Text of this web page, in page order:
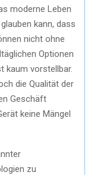
moderne Leben
kann, dass
nicht ohne
Optionen
kaum vorstellbar.
die Qualität der
Geschäft
keine Mängel
zu